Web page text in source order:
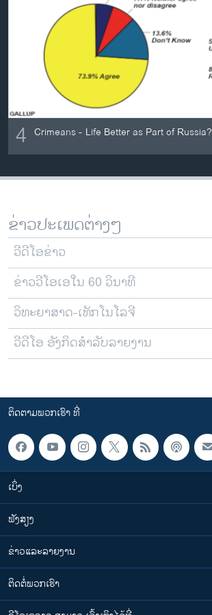
4 Crimeans - Life Better as Part of Russia?
ຂ່າວປະເພດຕ່າງໆ
ວີດີໂອຂ່າວ
ຂ່າວວີໂອເອໃນ 60 ວິນາທີ
ວິທະຍາສາດ-ເທັກໂນໂລຈີ
ວີດີໂອ ອັງກິດສຳລັບລາຍງານ
ຕິດຕາມພວກເຮົາ ທີ່
ເບິ່ງ
ຟັງສຽງ
ຂ່າວແລະລາຍງານ
ຕິດຕໍ່ພວກເຮົາ